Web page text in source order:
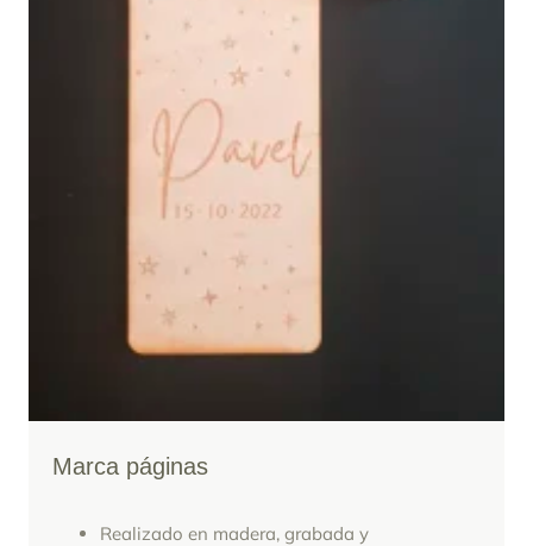
Marca páginas
Realizado en madera, grabada y